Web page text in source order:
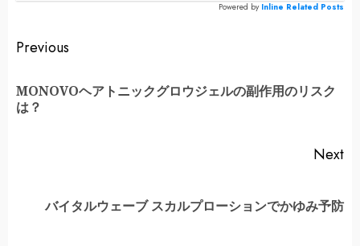
Powered by Inline Related Posts
Continue
Reading
Previous
MONOVOヘアトニックグロウジェルの副作用のリスク
は？
Next
Nextバイタルウェーブ スカルプローションでかゆみ予防